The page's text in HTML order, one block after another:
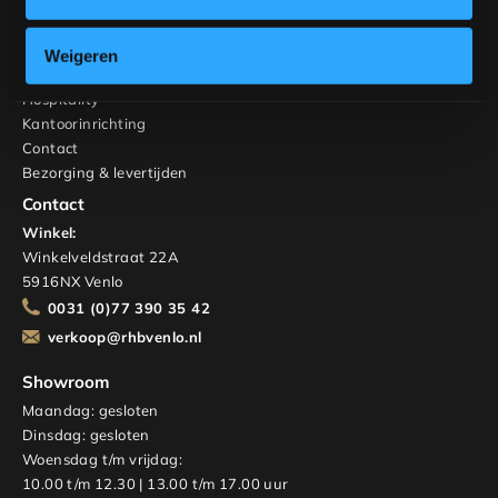
Weigeren
RHB Home & Living
Hospitality
Kantoorinrichting
Contact
Bezorging & levertijden
Contact
Winkel:
Winkelveldstraat 22A
5916NX Venlo
0031 (0)77 390 35 42
verkoop@rhbvenlo.nl
Showroom
Maandag: gesloten
Dinsdag: gesloten
Woensdag t/m vrijdag:
10.00 t/m 12.30 | 13.00 t/m 17.00 uur